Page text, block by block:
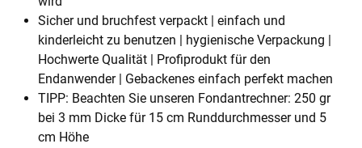
Sicher und bruchfest verpackt | einfach und
kinderleicht zu benutzen | hygienische Verpackung |
Hochwerte Qualität | Profiprodukt für den
Endanwender | Gebackenes einfach perfekt machen
TIPP: Beachten Sie unseren Fondantrechner: 250 gr
bei 3 mm Dicke für 15 cm Runddurchmesser und 5
cm Höhe